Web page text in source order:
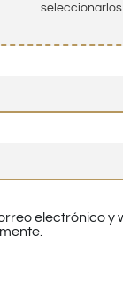
seleccionarlos.
electrónico y